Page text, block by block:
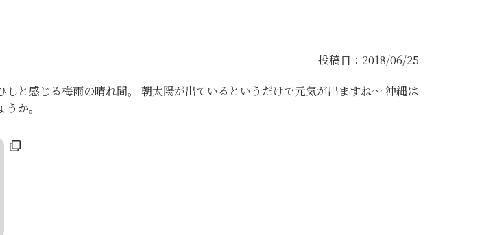
投稿日：2018/06/25
と感じる梅雨の晴れ間。 朝太陽が出ているというだけで元気が出ますね〜 沖縄は
か。